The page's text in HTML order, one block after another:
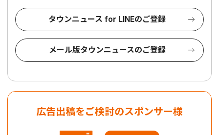
タウンニュース for LINEのご登録
メール版タウンニュースのご登録
広告出稿をご検討のスポンサー様